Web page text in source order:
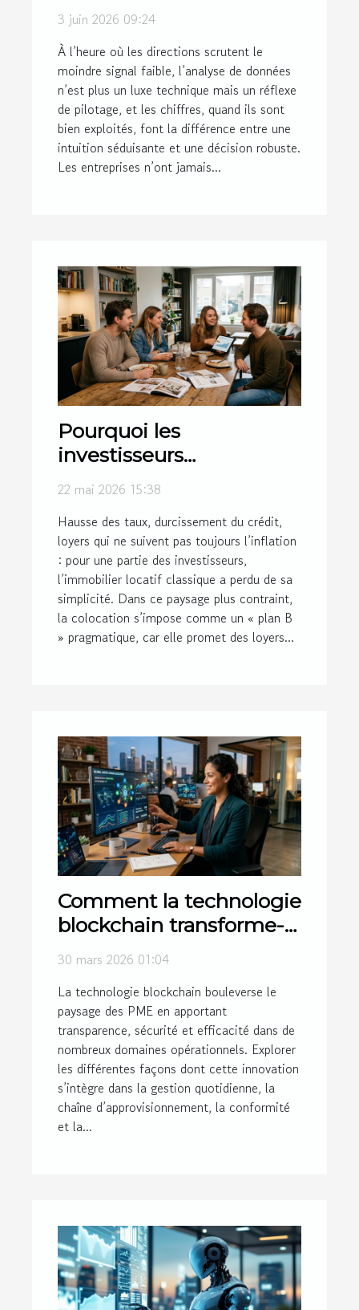
compte pour les
décideurs
3 juin 2026 09:24
À l’heure où les directions scrutent le
moindre signal faible, l’analyse de données
n’est plus un luxe technique mais un réflexe
de pilotage, et les chiffres, quand ils sont
bien exploités, font la différence entre une
intuition séduisante et une décision robuste.
Les entreprises n’ont jamais...
Pourquoi les
investisseurs
choisissent-ils la
B ?
22 mai 2026 15:38
Hausse des taux, durcissement du crédit,
loyers qui ne suivent pas toujours l’inflation
: pour une partie des investisseurs,
l’immobilier locatif classique a perdu de sa
simplicité. Dans ce paysage plus contraint,
la colocation s’impose comme un « plan B
» pragmatique, car elle promet des loyers...
Comment la technologie
blockchain transforme-t-
elle les PME ?
30 mars 2026 01:04
La technologie blockchain bouleverse le
paysage des PME en apportant
transparence, sécurité et efficacité dans de
nombreux domaines opérationnels. Explorer
les différentes façons dont cette innovation
s’intègre dans la gestion quotidienne, la
chaîne d’approvisionnement, la conformité
et la...